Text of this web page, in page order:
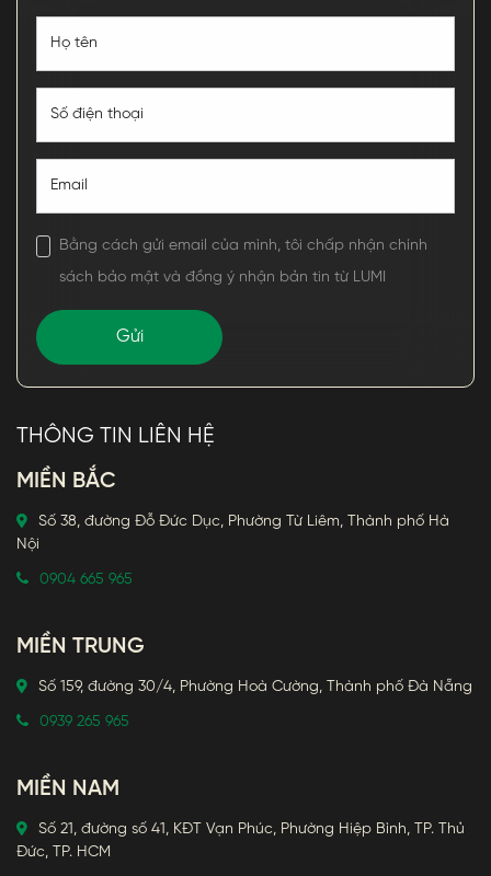
Bằng cách gửi email của mình, tôi chấp nhận chính
sách bảo mật và đồng ý nhận bản tin từ LUMI
THÔNG TIN LIÊN HỆ
MIỀN BẮC
Số 38, đường Đỗ Đức Dục, Phường Từ Liêm, Thành phố Hà
Nội
0904 665 965
MIỀN TRUNG
Số 159, đường 30/4, Phường Hoà Cường, Thành phố Đà Nẵng
0939 265 965
MIỀN NAM
Số 21, đường số 41, KĐT Vạn Phúc, Phường Hiệp Bình, TP. Thủ
Đức, TP. HCM